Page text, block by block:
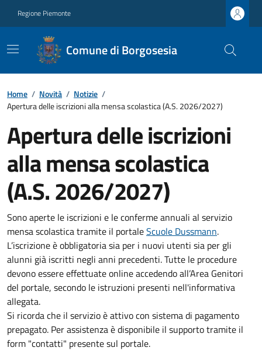
Regione Piemonte
Comune di Borgosesia
Home / Novità / Notizie /
Apertura delle iscrizioni alla mensa scolastica (A.S. 2026/2027)
Apertura delle iscrizioni
alla mensa scolastica
(A.S. 2026/2027)
Sono aperte le iscrizioni e le conferme annuali al servizio
mensa scolastica tramite il portaleScuole Dussmann.
L’iscrizione è obbligatoria sia per i nuovi utenti sia per gli
alunni già iscritti negli anni precedenti. Tutte le procedure
devono essere effettuate online accedendo all’Area Genitori
del portale, secondo le istruzioni presenti nell'informativa
allegata.
Si ricorda che il servizio è attivo con sistema di pagamento
prepagato. Per assistenza è disponibile il supporto tramite il
form "contatti" presente sul portale.